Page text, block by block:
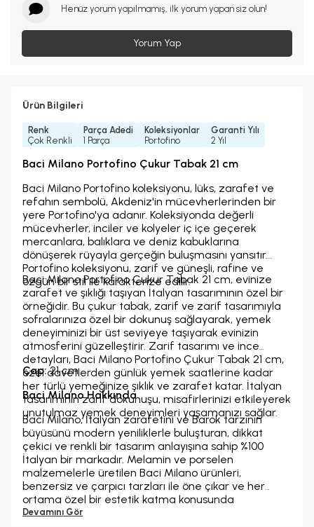
Henüz yorum yapılmamış, ilk yorum yapan siz olun!
Yorum Yap
Ürün Bilgileri
Renk
Çok Renkli
Parça Adedi
1 Parça
Koleksiyonlar
Portofino
Garanti Yılı
2 Yıl
Baci Milano Portofino Çukur Tabak 21 cm
Baci Milano Portofino koleksiyonu, lüks, zarafet ve
refahın sembolü, Akdeniz'in mücevherlerinden bir
yere Portofino'ya adanır. Koleksiyonda değerli
mücevherler, inciler ve kolyeler iç içe geçerek
mercanlara, balıklara ve deniz kabuklarına
dönüşerek rüyayla gerçeğin buluşmasını yansıtır.
Portofino koleksiyonu, zarif ve güneşli, rafine ve
özgün bir stil ile karakterize edilir.
Baci Milano Portofino Çukur Tabak 21 cm, evinize
zarafet ve şıklığı taşıyan İtalyan tasarımının özel bir
örneğidir. Bu çukur tabak, zarif ve zarif tasarımıyla
sofralarınıza özel bir dokunuş sağlayarak, yemek
deneyiminizi bir üst seviyeye taşıyarak evinizin
atmosferini güzelleştirir. Zarif tasarımı ve ince
detayları, Baci Milano Portofino Çukur Tabak 21 cm,
özel davetlerden günlük yemek saatlerine kadar
her türlü yemeğinize şıklık ve zarafet katar. İtalyan
tasarımının zarif dokunuşu, misafirlerinizi etkileyerek
unutulmaz yemek deneyimleri yaşamanızı sağlar.
Çap:21 cm
Baci Milano Hakkında
Baci Milano, İtalyan zarafetini ve Barok tarzının
büyüsünü modern yeniliklerle buluşturan, dikkat
çekici ve renkli bir tasarım anlayışına sahip %100
İtalyan bir markadır. Melamin ve porselen
malzemelerle üretilen Baci Milano ürünleri,
benzersiz ve çarpıcı tarzları ile öne çıkar ve her
ortama özel bir estetik katma konusunda
iddialıdır.Baci Milano zengin koleksiyonlarıyla,
Devamını Gör